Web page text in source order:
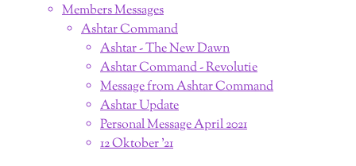
Members Messages
Ashtar Command
Ashtar - The New Dawn
Ashtar Command - Revolutie
Message from Ashtar Command
Ashtar Update
Personal Message April 2021
12 Oktober '21